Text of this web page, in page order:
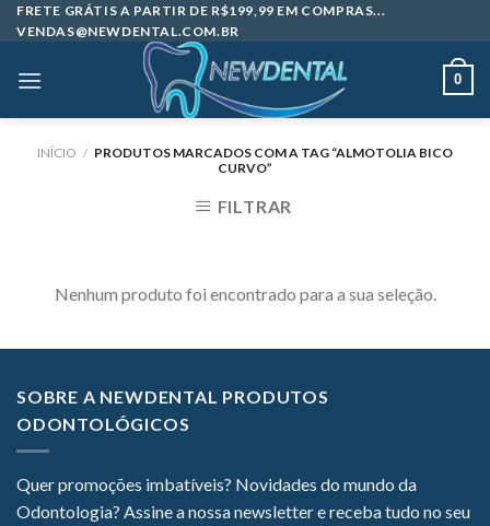
Skip
to
FRETE GRÁTIS A PARTIR DE R$199,99 EM COMPRAS...
VENDAS@NEWDENTAL.COM.BR
0
INÍCIO / PRODUTOS MARCADOS COM A TAG “ALMOTOLIA BICO
CURVO”
FILTRAR
Nenhum produto foi encontrado para a sua seleção.
SOBRE A NEWDENTAL PRODUTOS
ODONTOLÓGICOS
Quer promoções imbatíveis? Novidades do mundo da
Odontologia? Assine a nossa newsletter e receba tudo no seu